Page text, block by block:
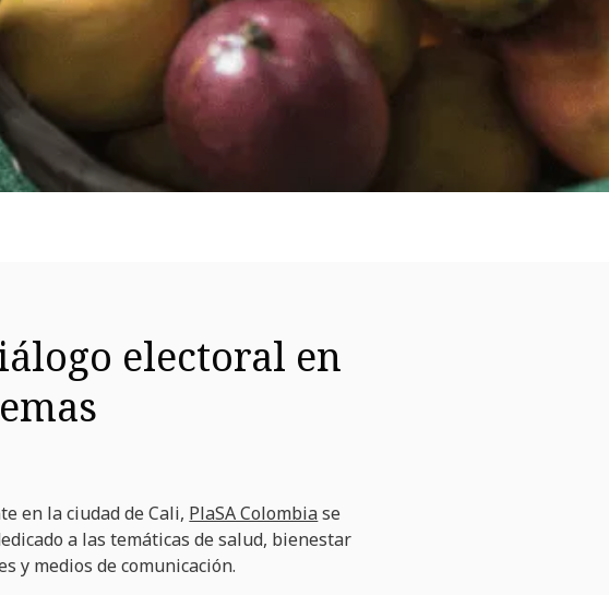
electoral en
en la ciudad de Cali, PlaSA Colombiase
a las temáticas de salud, bienestar
y medios de comunicación.